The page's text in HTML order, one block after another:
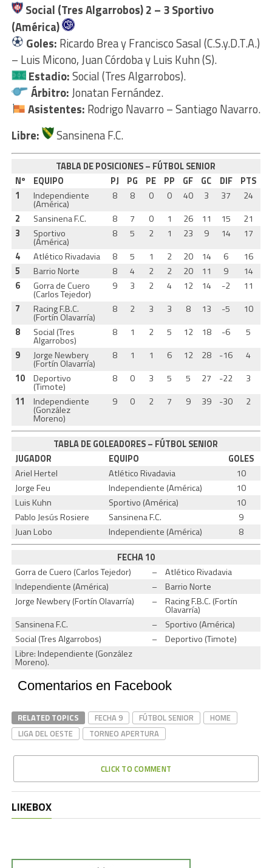
Social (Tres Algarrobos) 2 – 3 Sportivo
(América)
Goles: Ricardo Brea y Francisco Sasal (C.S.y.D.T.A.)
– Luis Micono, Juan Córdoba y Luis Kuhn (S).
Estadio:Social (Tres Algarrobos).
Árbitro: Jonatan Fernández.
Asistentes: Rodrigo Navarro – Santiago Navarro.
Libre:
Sansinena F.C.
TABLA DE POSICIONES – FÚTBOL SENIOR
Nº
EQUIPO PJ PG PE PP GF GC DIF
PTS
1
Independiente
(América)
8 8 0 0 40 3 37
24
2
Sansinena F.C. 8 7 0 1 26 11 15
21
3
Sportivo
(América)
8 5 2 1 23 9 14
17
4
Atlético Rivadavia 8 5 1 2 20 14 6
16
5
Barrio Norte 8 4 2 2 20 11 9
14
6
Gorra de Cuero
(Carlos Tejedor)
9 3 2 4 12 14 -2
11
7
Racing F.B.C.
(Fortín Olavarría)
8 2 3 3 8 13 -5
10
8
Social (Tres
Algarrobos)
8 1 2 5 12 18 -6
5
9
Jorge Newbery
(Fortín Olavarría)
8 1 1 6 12 28 -16
4
10
Deportivo
(Timote)
8 0 3 5 5 27 -22
3
11
Independiente
(González
Moreno)
9 0 2 7 9 39 -30 2
TABLA DE GOLEADORES – FÚTBOL SENIOR
JUGADOR
EQUIPO
GOLES
Ariel Hertel
Atlético Rivadavia
10
Jorge Feu
Independiente (América)
10
Luis Kuhn
Sportivo (América)
10
Pablo Jesús Rosiere
Sansinena F.C.
9
Juan Lobo
Independiente (América)
8
FECHA 10
Gorra de Cuero (Carlos Tejedor)
–
Atlético Rivadavia
Independiente (América)
–
Barrio Norte
Jorge Newbery (Fortín Olavarría)
– Racing F.B.C. (Fortín
Olavarría)
Sansinena F.C.
–
Sportivo (América)
Social (Tres Algarrobos)
–
Deportivo (Timote)
Libre: Independiente (González
Moreno).
Comentarios en Facebook
RELATED TOPICS FECHA 9 FÚTBOL SENIOR
HOME
LIGA DEL OESTE
TORNEO APERTURA
CLICK TO COMMENT
LIKEBOX